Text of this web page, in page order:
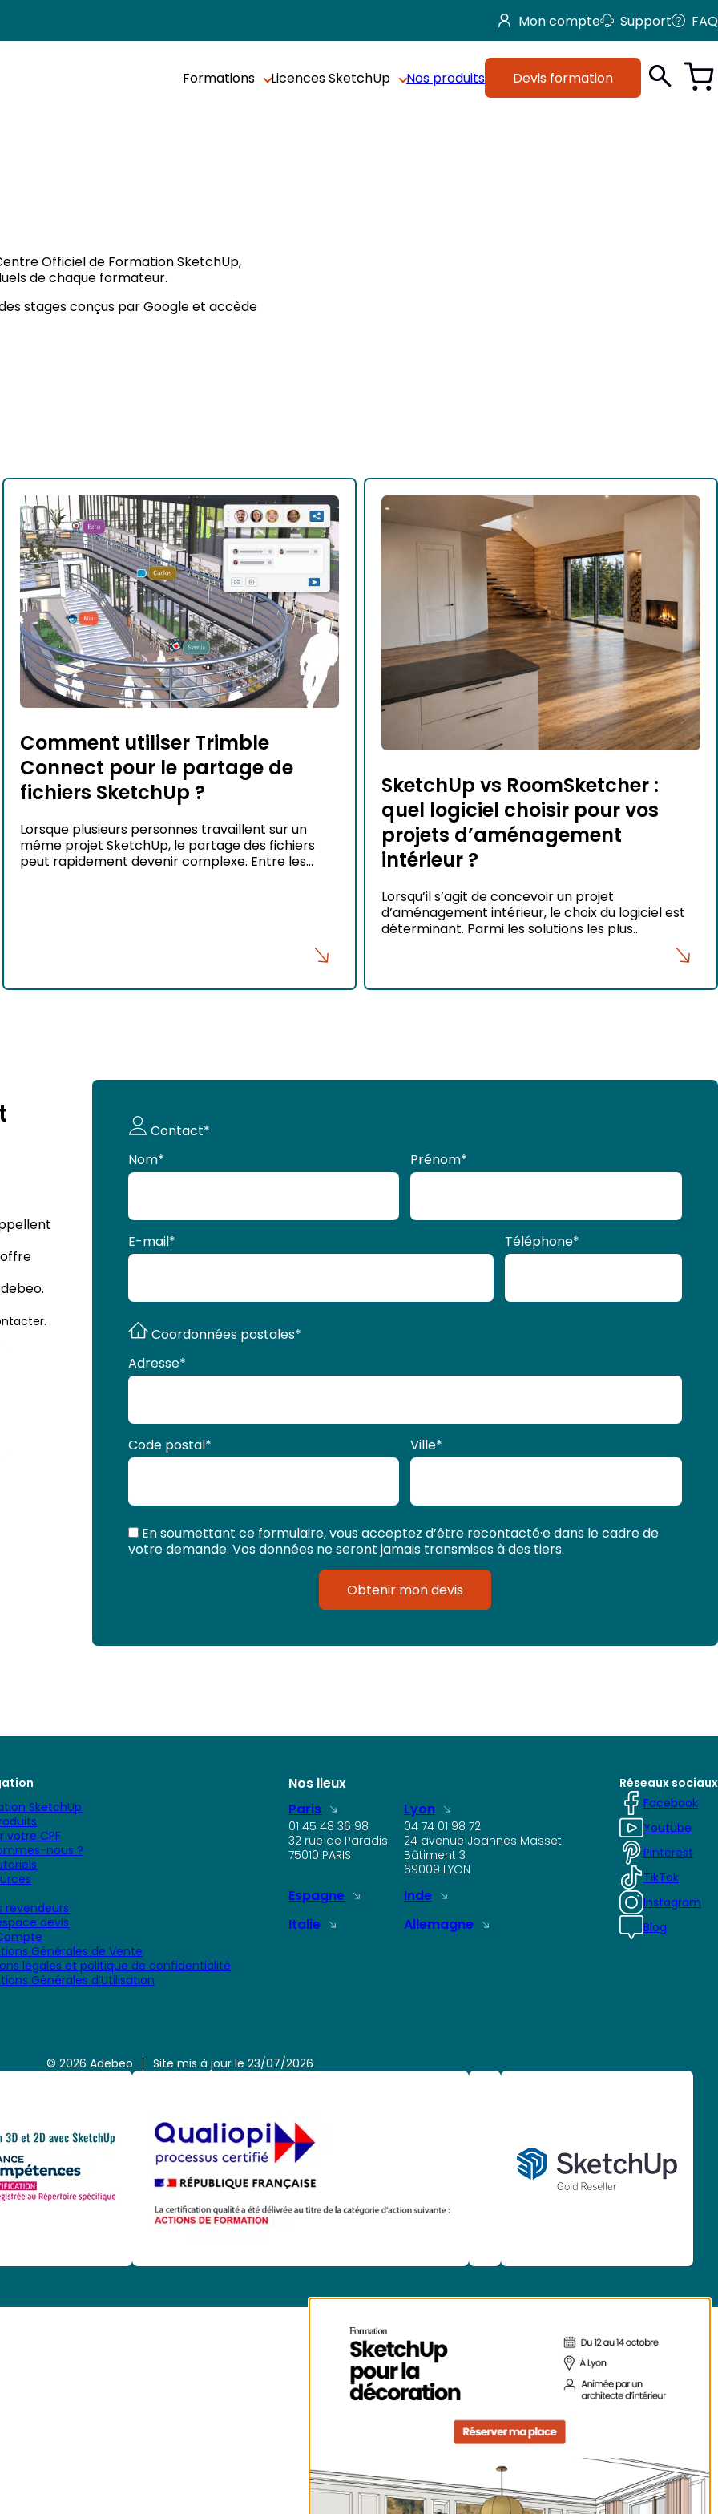
Mon compte Support FAQ
Formations Licences SketchUp Nos produits Devis formation
Officiel de Formation SketchUp,
de chaque formateur.
stages conçus par Google et accède
Comment utiliser Trimble
Connect pour le partage de
fichiers SketchUp ?
Lorsque plusieurs personnes travaillent sur un
même projet SketchUp, le partage des fichiers
peut rapidement devenir complexe. Entre les
SketchUp vs RoomSketcher :
quel logiciel choisir pour vos
projets d’aménagement
intérieur ?
Lorsqu’il s’agit de concevoir un projet
d’aménagement intérieur, le choix du logiciel est
déterminant. Parmi les solutions les plus
mêmes besoins. Là où RoomSketcher privilégie la
Demande
de devis
Contact*
Nom* Prénom*
E-mail* Téléphone*
Coordonnées postales*
Adresse*
Code postal* Ville*
En soumettant ce formulaire, vous acceptez d’être recontacté·e dans le cadre de
votre demande. Vos données ne seront jamais transmises à des tiers.
Obtenir mon devis
SketchUp
votre CPF
nous ?
revendeurs
devis
Générales de Vente
légales et politique de confidentialité
Générales d’Utilisation
Réseaux sociaux
Facebook
Youtube
Pinterest
TikTok
Instagram
Blog
Nos lieux
Paris
01 45 48 36 98
32 rue de Paradis
75010 PARIS
Lyon
04 74 01 98 72
24 avenue Joannès Masset
Bâtiment 3
69009 LYON
Espagne
Inde
Italie
Allemagne
© 2026 Adebeo Site mis à jour le 23/07/2026